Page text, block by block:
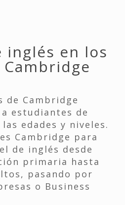
inglés en los
de Cambridge
estudiantes de
edades y niveles.
Cambridge para
de inglés desde
primaria hasta
pasando por
o Business